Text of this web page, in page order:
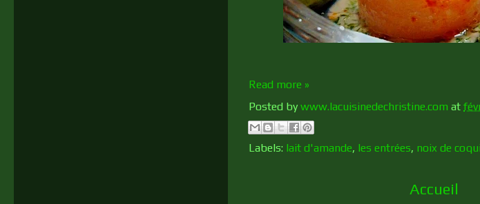
Read more »
Posted by www.lacuisinedechristine.com at
Labels: lait d'amande, les entrées, noix de
Accueil